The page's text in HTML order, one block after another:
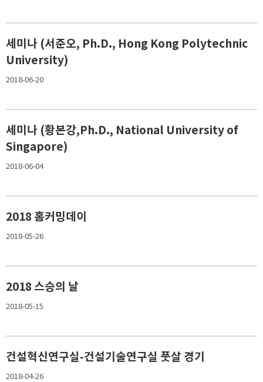
세미나 (서준오, Ph.D., Hong Kong Polytechnic
University)
2018-06-20
세미나 (황본강,Ph.D., National University of
Singapore)
2018-06-04
2018 홈커밍데이
2018-05-26
2018 스승의 날
2018-05-15
건설혁신연구실-건설기술연구실 풋살 경기
2018-04-26